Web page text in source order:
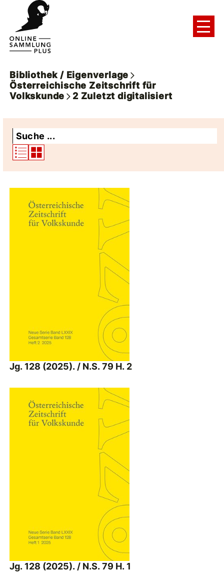
Bibliothek / Eigenverlage
Österreichische Zeitschrift für
Volkskunde
2Zuletzt digitalisiert
Jg. 128 (2025). / N.S. 79 H. 2
Jg. 128 (2025). / N.S. 79 H. 1